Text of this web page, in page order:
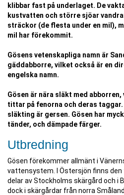
klibbar fast på underlaget. De
kustvatten och större sjöar
sträckor (de flesta under en mil),
mil har förekommit.
Gösens vetenskapliga namn är
gäddabborre, vilket också är en
engelska namn.
Gösen är nära släkt med
tittar på fenorna och deras taggar.
släkting är gersen. Gösen har
tänder, och dämpade färger.
Utbredning
Gösen förekommer allmänt i
vattensystem. I Östersjön finns
delar av Stockholms skärgård och i
dock i skärgårdar från norra